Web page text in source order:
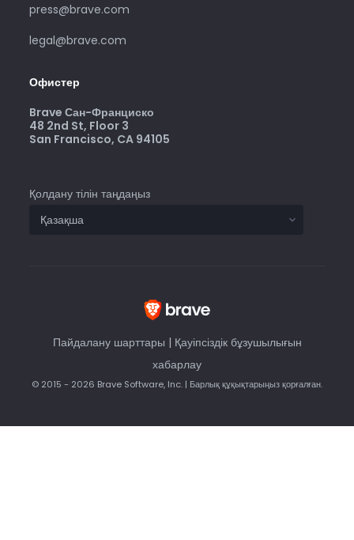
press@brave.com
legal@brave.com
Офистер
Brave Сан-Франциско
48 2nd St, Floor 3
San Francisco, CA 94105
Қолдану тілін таңдаңыз
Пайдалану шарттары | Қауіпсіздік бұзушылығын
хабарлау
© 2015 - 2026 Brave Software, Inc. | Барлық құқықтарыңыз қорғалған.